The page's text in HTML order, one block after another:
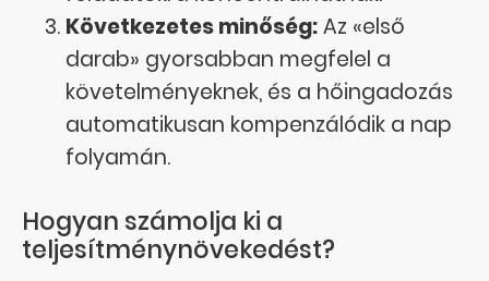
Következetes minőség:Az «első
darab» gyorsabban megfelel a
követelményeknek, és a hőingadozás
automatikusan kompenzálódik a nap
folyamán.
Hogyan számolja ki a
teljesítménynövekedést?